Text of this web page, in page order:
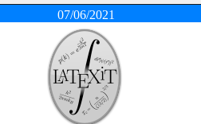
07/06/2021